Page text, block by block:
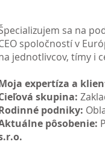
sa na
spoločností v
jednotlivcov, tímy i
expertíza a
skupina:
podniky:
pôsobenie: